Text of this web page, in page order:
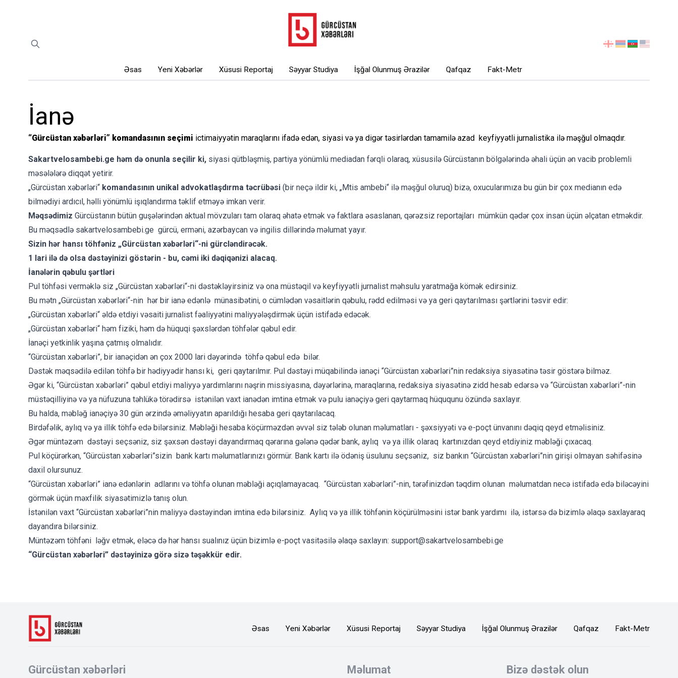
Əsas Yeni Xəbərlər Xüsusi Reportaj Səyyar Studiya İşğal Olunmuş Ərazilər Qafqaz Fakt-Metr
აირჩიეთ
İanə
“Gürcüstan xəbərləri” komandasının seçimi ictimaiyyətin maraqlarını ifadə edən, siyasi və ya digər təsirlərdən tamamilə azad keyfiyyətli jurnalistika ilə məşğul olmaqdır.
Sakartvelosambebi.ge həm də onunla seçilir ki, siyasi qütbləşmiş, partiya yönümlü mediadan fərqli olaraq, xüsusilə Gürcüstanın bölgələrində əhali üçün ən vacib problemli
məsələlərə diqqət yetirir.
„Gürcüstan xəbərləri“ komandasının unikal advokatlaşdırma təcrübəsi (bir neçə ildir ki, „Mtis ambebi“ ilə məşğul oluruq) bizə, oxucularımıza bu gün bir çox medianın edə
bilmədiyi ardıcıl, həlli yönümlü işıqlandırma təklif etməyə imkan verir.
Məqsədimiz Gürcüstanın bütün guşələrindən aktual mövzuları tam olaraq əhatə etmək və faktlara əsaslanan, qərəzsiz reportajları mümkün qədər çox insan üçün əlçatan etməkdir.
Bu məqsədlə sakartvelosambebi.ge gürcü, erməni, azərbaycan və ingilis dillərində məlumat yayır.
Sizin hər hansı töhfəniz „Gürcüstan xəbərləri“-ni gürcləndirəcək.
1 lari ilə də olsa dəstəyinizi göstərin - bu, cəmi iki dəqiqənizi alacaq.
İanələrin qəbulu şərtləri
Pul töhfəsi verməklə siz „Gürcüstan xəbərləri“-ni dəstəkləyirsiniz və ona müstəqil və keyfiyyətli jurnalist məhsulu yaratmağa kömək edirsiniz.
Bu mətn „Gürcüstan xəbərləri“-nin hər bir ianə edənlə münasibətini, o cümlədən vəsaitlərin qəbulu, rədd edilməsi və ya geri qaytarılması şərtlərini təsvir edir:
„Gürcüstan xəbərləri“ əldə etdiyi vəsaiti jurnalist fəaliyyətini maliyyələşdirmək üçün istifadə edəcək.
„Gürcüstan xəbərləri“ həm fiziki, həm də hüquqi şəxslərdən töhfələr qəbul edir.
İanəçi yetkinlik yaşına çatmış olmalıdır.
“Gürcüstan xəbərləri”, bir ianəçidən ən çox 2000 lari dəyərində töhfə qəbul edə bilər.
Dəstək məqsədilə edilən töhfə bir hədiyyədir hansı ki, geri qaytarılmır. Pul dəstəyi müqabilində ianəçi “Gürcüstan xəbərləri”nin redaksiya siyasətinə təsir göstərə bilməz.
Əgər ki, “Gürcüstan xəbərləri” qəbul etdiyi maliyyə yardımlarını nəşrin missiyasına, dəyərlərinə, maraqlarına, redaksiya siyasətinə zidd hesab edərsə və “Gürcüstan xəbərləri”-nin
müstəqilliyinə və ya nüfuzuna təhlükə törədirsə istənilən vaxt ianədən imtina etmək və pulu ianəçiyə geri qaytarmaq hüququnu özündə saxlayır.
Bu halda, məbləğ ianəçiyə 30 gün ərzində əməliyyatın aparıldığı hesaba geri qaytarılacaq.
Birdəfəlik, aylıq və ya illik töhfə edə bilərsiniz. Məbləği hesaba köçürməzdən əvvəl siz tələb olunan məlumatları - şəxsiyyəti və e-poçt ünvanını dəqiq qeyd etməlisiniz.
Əgər müntəzəm dəstəyi seçsəniz, siz şəxsən dəstəyi dayandırmaq qərarına gələnə qədər bank, aylıq və ya illik olaraq kartınızdan qeyd etdiyiniz məbləği çıxacaq.
Pul köçürərkən, “Gürcüstan xəbərləri”sizin bank kartı məlumatlarınızı görmür. Bank kartı ilə ödəniş üsulunu seçsəniz, siz bankın “Gürcüstan xəbərləri”nin girişi olmayan səhifəsinə
daxil olursunuz.
“Gürcüstan xəbərləri” ianə edənlərin adlarını və töhfə olunan məbləği açıqlamayacaq. “Gürcüstan xəbərləri”-nin, tərəfinizdən təqdim olunan məlumatdan necə istifadə edə biləcəyini
görmək üçün məxfilik siyasətimizlə tanış olun.
İstənilən vaxt “Gürcüstan xəbərləri”nin maliyyə dəstəyindən imtina edə bilərsiniz. Aylıq və ya illik töhfənin köçürülməsini istər bank yardımı ilə, istərsə də bizimlə əlaqə saxlayaraq
dayandıra bilərsiniz.
Müntəzəm töhfəni ləğv etmək, eləcə də hər hansı sualınız üçün bizimlə e-poçt vasitəsilə əlaqə saxlayın: support@sakartvelosambebi.ge
“Gürcüstan xəbərləri” dəstəyinizə görə sizə təşəkkür edir.
Əsas Yeni Xəbərlər Xüsusi Reportaj Səyyar Studiya İşğal Olunmuş Ərazilər Qafqaz Fakt-Metr
Gürcüstan xəbərləri Məlumat Bizə dəstək olun